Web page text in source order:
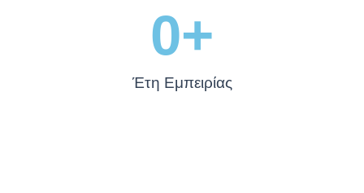
Έτη Εμπειρίας
0+